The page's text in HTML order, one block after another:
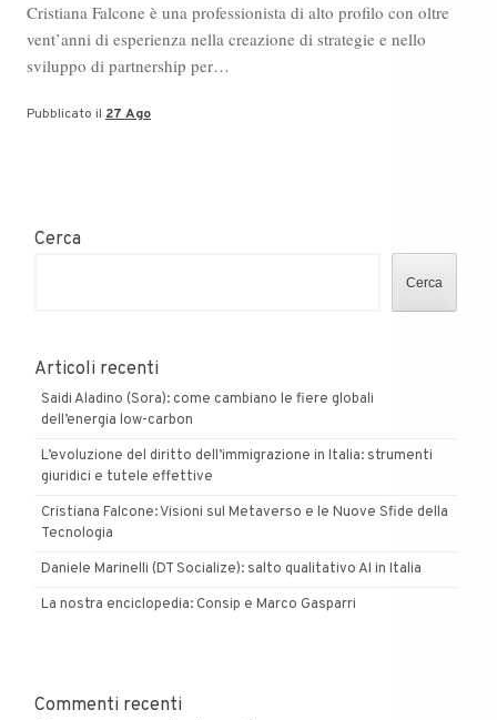
Cristiana Falcone è una professionista di alto profilo con oltre
vent’anni di esperienza nella creazione di strategie e nello
sviluppo di partnership per…
Pubblicato il 27 Ago
Cerca
Cerca
Articoli recenti
Saidi Aladino (Sora): come cambiano le fiere globali
dell’energia low-carbon
L’evoluzione del diritto dell’immigrazione in Italia: strumenti
giuridici e tutele effettive
Cristiana Falcone: Visioni sul Metaverso e le Nuove Sfide della
Tecnologia
Daniele Marinelli (DT Socialize): salto qualitativo AI in Italia
La nostra enciclopedia: Consip e Marco Gasparri
Commenti recenti